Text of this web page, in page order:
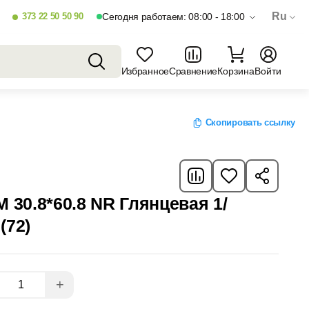
373 22 50 50 90 Сегодня работаем: 08:00 - 18:00 Ru
ИзбранноеСравнениеКорзинаВойти
Скопировать ссылку
30.8*60.8 NR Глянцевая 1/
+